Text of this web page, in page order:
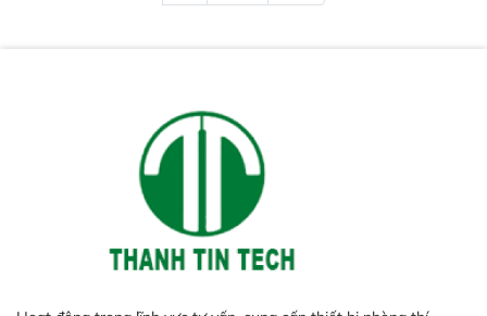
đảm bảo độ chính xác và khả